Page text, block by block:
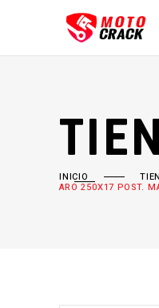
INICIO
ARO 250X17 POST.